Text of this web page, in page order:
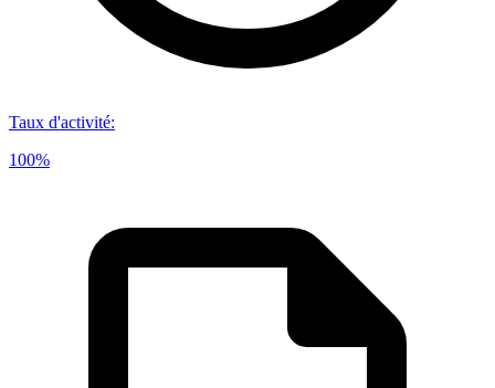
Taux d'activité:
100%